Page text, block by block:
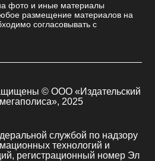
фото и иные материалы
размещение материалов на
согласовывать с
© ООО «Издательский
2025
службой по надзору
технологий и
регистрационный номер Эл